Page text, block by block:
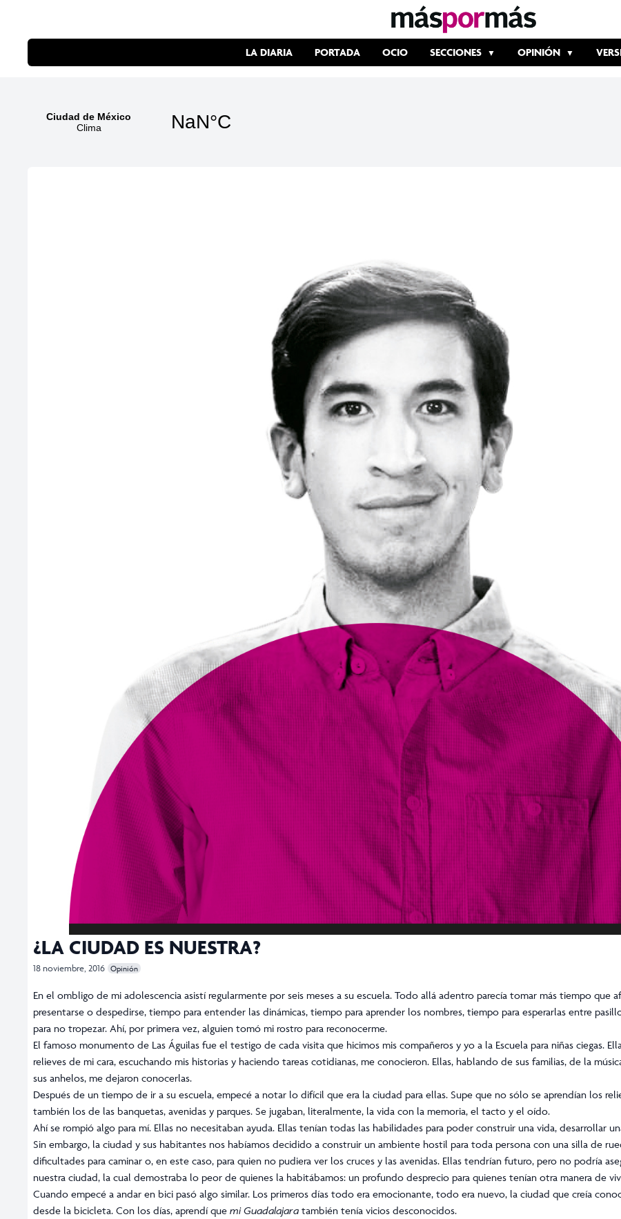
LA DIARIA PORTADA OCIO SECCIONES OPINIÓN
¿LA CIUDAD ES NUESTRA?
18 noviembre, 2016 Opinión
En el ombligo de mi adolescencia asistí regularmente por seis meses a su escuela. Todo allá adentro parecía tomar más tiempo que
presentarse o despedirse, tiempo para entender las dinámicas, tiempo para aprender los nombres, tiempo para esperarlas entre
para no tropezar. Ahí, por primera vez, alguien tomó mi rostro para reconocerme.
El famoso monumento de Las Águilas fue el testigo de cada visita que hicimos mis compañeros y yo a la Escuela para niñas ciegas.
relieves de mi cara, escuchando mis historias y haciendo tareas cotidianas, me conocieron. Ellas, hablando de sus familias, de la
sus anhelos, me dejaron conocerlas.
Después de un tiempo de ir a su escuela, empecé a notar lo difícil que era la ciudad para ellas. Supe que no sólo se aprendían los
también los de las banquetas, avenidas y parques. Se jugaban, literalmente, la vida con la memoria, el tacto y el oído.
Ahí se rompió algo para mí. Ellas no necesitaban ayuda. Ellas tenían todas las habilidades para poder construir una vida, desarrollar
Sin embargo, la ciudad y sus habitantes nos habíamos decidido a construir un ambiente hostil para toda persona con una silla de
dificultades para caminar o, en este caso, para quien no pudiera ver los cruces y las avenidas. Ellas tendrían futuro, pero no podría
nuestra ciudad, la cual demostraba lo peor de quienes la habitábamos: un profundo desprecio para quienes tenían otra manera de
Cuando empecé a andar en bici pasó algo similar. Los primeros días todo era emocionante, todo era nuevo, la ciudad que creía
desde la bicicleta. Con los días, aprendí que mi Guadalajara también tenía vicios desconocidos.